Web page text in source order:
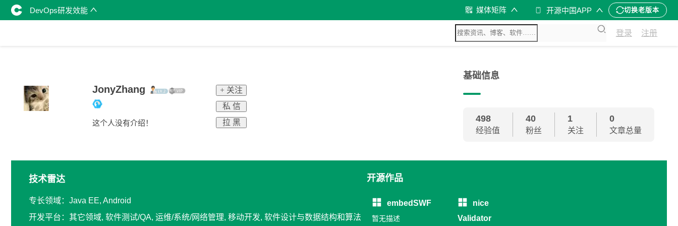
DevOps研发效能 媒体矩阵 开源中国APP 切换老版本
登录 注册
JonyZhang
这个人没有介绍！
+ 关注
私 信
拉 黑
基础信息
498
经验值
40
粉丝
1
关注
0
文章总量
技术雷达
专长领域：Java EE, Android
开发平台：其它领域, 软件测试/QA, 运维/系统/网络管理, 移动开发, 软件设计与数据结构和算法
开源作品
embedSWF
暂无描述
nice
Validator